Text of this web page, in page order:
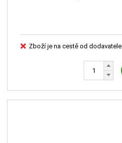
Zboží je na cestě od dodavatele